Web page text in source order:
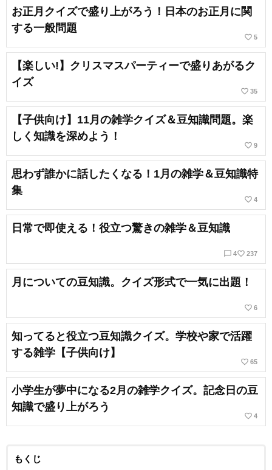
お正月クイズで盛り上がろう！日本のお正月に関
する一般問題
favorite_border 5
【楽しい!】クリスマスパーティーで盛りあがるク
イズ
favorite_border 35
【子供向け】11月の雑学クイズ＆豆知識問題。楽
しく知識を深めよう！
favorite_border 9
思わず誰かに話したくなる！1月の雑学＆豆知識特
集
favorite_border 4
日常で即使える！役立つ驚きの雑学＆豆知識
chat_bubble_outline 4favorite_border 237
月についての豆知識。クイズ形式で一気に出題！
favorite_border 6
知ってると役立つ豆知識クイズ。学校や家で活躍
する雑学【子供向け】
favorite_border 65
小学生が夢中になる2月の雑学クイズ。記念日の豆
知識で盛り上がろう
favorite_border 4
もくじ